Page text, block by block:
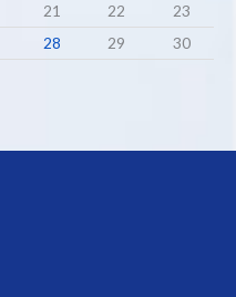
21 22
23
28 29 30